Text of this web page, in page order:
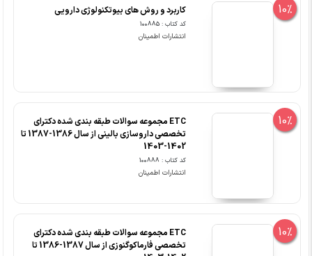
10% کاربرد و روش های بیوتکنولوژی دارویی
کد کتاب : 100885
انتشارات اطمینان
10%
ETC مجموعه سوالات طبقه بندی شده دکترای
تخصصی داروسازی بالینی از سال 1386-1387 تا
1402-1403
کد کتاب : 100888
انتشارات اطمینان
10%
ETC مجموعه سوالات طبقه بندی شده دکترای
تخصصی فارماکوگنوزی از سال 1387-1386 تا